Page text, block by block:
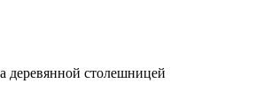
деревянной столешницей